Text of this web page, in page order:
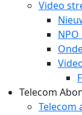
Video
Telecom
Telecom